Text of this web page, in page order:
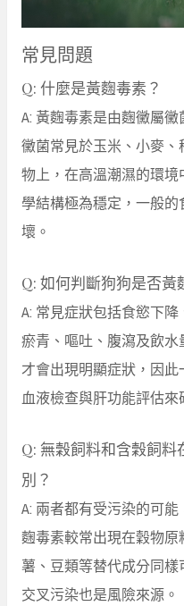
常見問題
Q: 什麼是黃麴毒素？
A: 黃麴毒素是由麴黴屬
黴菌常見於玉米、小麥
物上，在高溫潮濕的環
學結構極為穩定，一般
壞。
Q: 如何判斷狗狗是否黃
A: 常見症狀包括食慾下
瘀青、嘔吐、腹瀉及飲
才會出現明顯症狀，因
血液檢查與肝功能評估來
Q: 無穀飼料和含穀飼
別？
A: 兩者都有受污染的可
麴毒素較常出現在穀物
薯、豆類等替代成分同
交叉污染也是風險來源。